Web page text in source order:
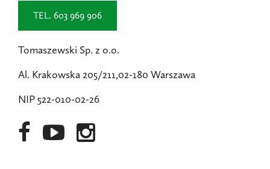
TEL. 603 969 906
Tomaszewski Sp. z o.o.
Al. Krakowska 205/211,02-180 Warszawa
NIP 522-010-02-26